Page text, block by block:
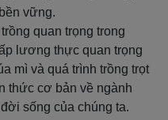
vững.
quan trọng trong
lương thực quan trọng
mì và quá trình trồng trọt
thức cơ bản về ngành
sống của chúng ta.